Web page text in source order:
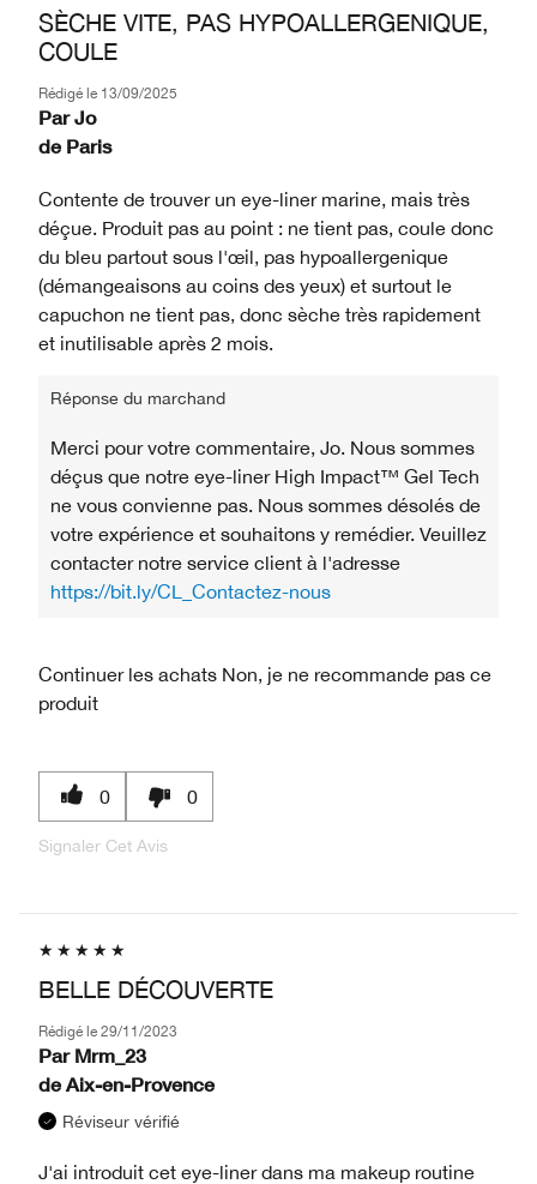
SÈCHE VITE, PAS HYPOALLERGENIQUE,
COULE
Rédigé le 13/09/2025
Par Jo
de Paris
Contente de trouver un eye-liner marine, mais très
déçue. Produit pas au point : ne tient pas, coule donc
du bleu partout sous l'œil, pas hypoallergenique
(démangeaisons au coins des yeux) et surtout le
capuchon ne tient pas, donc sèche très rapidement
et inutilisable après 2 mois.
Réponse du marchand
Merci pour votre commentaire, Jo. Nous sommes
déçus que notre eye-liner High Impact™ Gel Tech
ne vous convienne pas. Nous sommes désolés de
votre expérience et souhaitons y remédier. Veuillez
contacter notre service client à l'adresse
https://bit.ly/CL_Contactez-nous
Continuer les achats Non, je ne recommande pas ce
produit
0 0
Signaler Cet Avis
BELLE DÉCOUVERTE
Rédigé le 29/11/2023
Par Mrm_23
de Aix-en-Provence
Réviseur vérifié
J'ai introduit cet eye-liner dans ma makeup routine